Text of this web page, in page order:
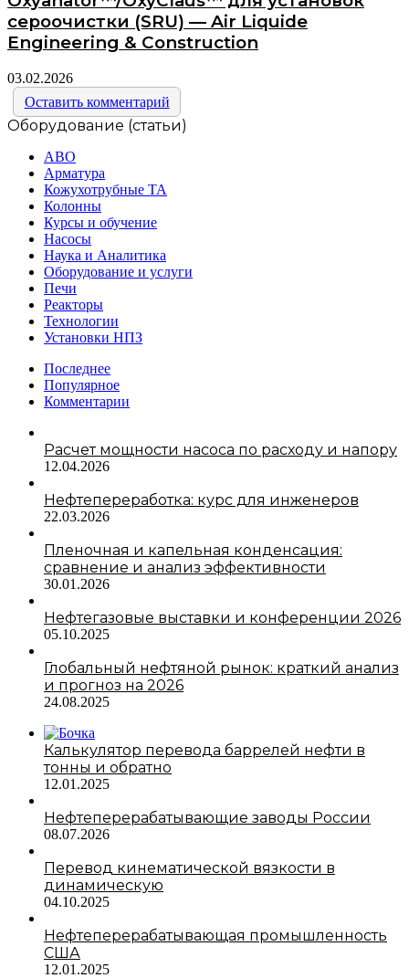
сероочистки (SRU) — Air Liquide
Engineering & Construction
03.02.2026
Оставить комментарий
Оборудование (статьи)
АВО
Арматура
Кожухотрубные ТА
Колонны
Курсы и обучение
Насосы
Наука и Аналитика
Оборудование и услуги
Печи
Реакторы
Технологии
Установки НПЗ
Последнее
Популярное
Комментарии
Расчет мощности насоса по расходу и напору
12.04.2026
Нефтепереработка: курс для инженеров
22.03.2026
Пленочная и капельная конденсация:
сравнение и анализ эффективности
30.01.2026
Нефтегазовые выставки и конференции 2026
05.10.2025
Глобальный нефтяной рынок: краткий анализ
и прогноз на 2026
24.08.2025
Калькулятор перевода баррелей нефти в
тонны и обратно
12.01.2025
Нефтеперерабатывающие заводы России
08.07.2026
Перевод кинематической вязкости в
динамическую
04.10.2025
Нефтеперерабатывающая промышленность
США
12.01.2025